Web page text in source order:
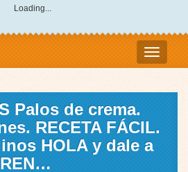
Loading...
Palos de crema.
RECETA FÁCIL.
HOLA y dale a